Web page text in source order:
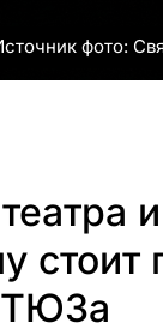
фото:
стоит
ТЮЗа